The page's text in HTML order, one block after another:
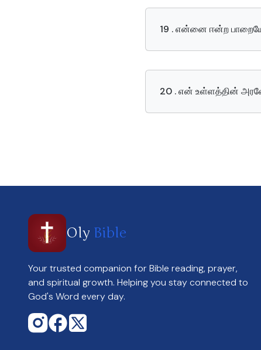
19 . என்னை ஈன்ற
20 . என் உள்ளத்தின்
Oly Bible
Your trusted companion for Bible reading, prayer,
and spiritual growth. Helping you stay connected to
God's Word every day.